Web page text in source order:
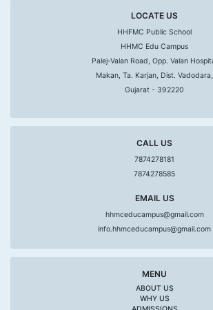
LOCATE US
HHFMC Public School
HHMC Edu Campus
Palej-Valan Road, Opp. Valan
Makan, Ta. Karjan, Dist. Vadodara,
Gujarat - 392220
CALL US
7874278181
7874278585
EMAIL US
hhmceducampus@gmail.com
info.hhmceducampus@gmail.com
MENU
ABOUT US
WHY US